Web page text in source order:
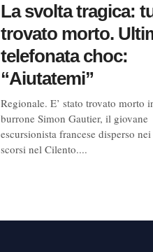
La svolta tragica:
trovato morto.
telefonata choc:
“Aiutatemi”
Regionale. E’ stato trovato morto
burrone Simon Gautier, il giovane
escursionista francese disperso
scorsi nel Cilento....